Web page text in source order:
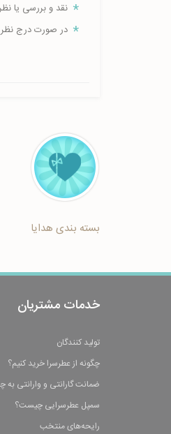
نقد و بررسی یا
در صورت درج نظر
بسته بندی هدایا
خدمات مشتریان
تولید کنندگان
چگونه از عطرسرا خرید کنیم؟
ضمانت گارانتی و وارانتی
سمپل عطرسرایی چیست؟
رایحه‌های منتخب